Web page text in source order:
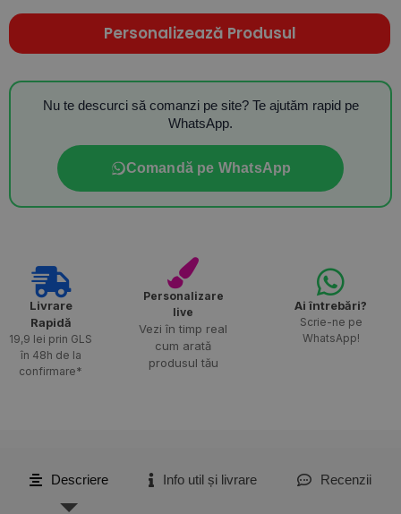
Personalizează Produsul
Nu te descurci să comanzi pe site? Te ajutăm rapid pe
WhatsApp.
Comandă pe WhatsApp
Livrare
Rapidă​
19,9 lei prin GLS
în 48h de la
confirmare*
Personalizare
live
Vezi în timp real
cum arată
produsul tău
Ai întrebări?
Scrie-ne pe
WhatsApp!
Descriere Info util și livrare Recenzii